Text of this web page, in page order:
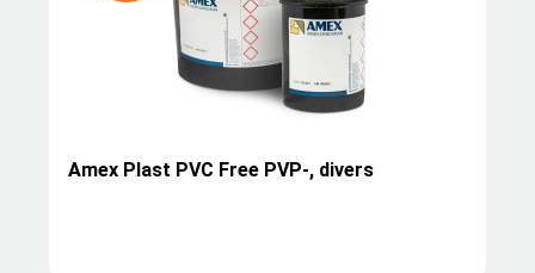
Amex Plast PVC Free PVP-, divers